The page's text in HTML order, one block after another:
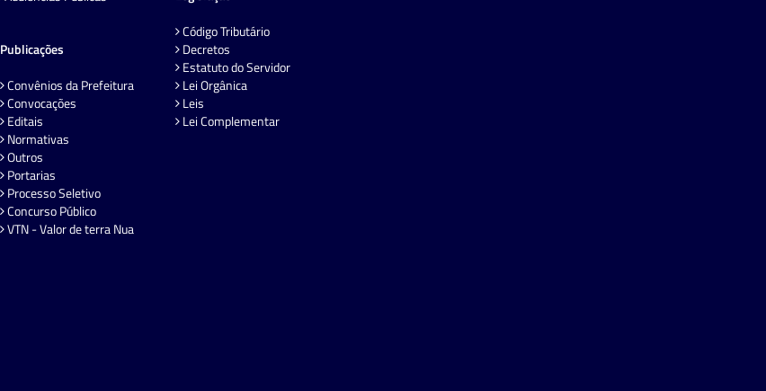
Publicações
Convênios da Prefeitura
Convocações
Editais
Normativas
Outros
Portarias
Processo Seletivo
Concurso Público
VTN - Valor de terra Nua
Código Tributário
Decretos
Estatuto do Servidor
Lei Orgânica
Leis
Lei Complementar